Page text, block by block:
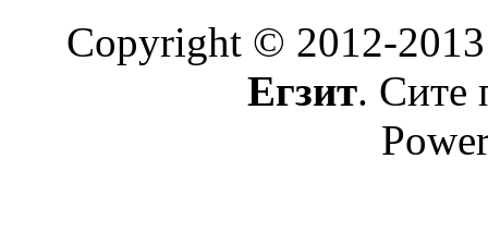
Copyright © 2012-
Егзит. Сите